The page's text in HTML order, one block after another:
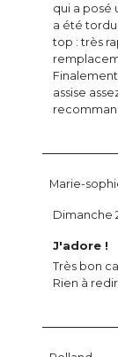
qui a posé
a été tordu
top : très
assise
Marie-
J'adore !
Très bon
Rien à
Dimanche